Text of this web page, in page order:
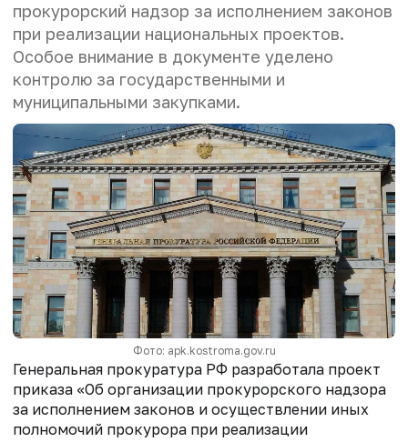
прокурорский надзор за исполнением законов
при реализации национальных проектов.
Особое внимание в документе уделено
контролю за государственными и
муниципальными закупками.
Фото: apk.kostroma.gov.ru
Генеральная прокуратура РФ разработала проект
приказа «Об организации прокурорского надзора
за исполнением законов и осуществлении иных
полномочий прокурора при реализации